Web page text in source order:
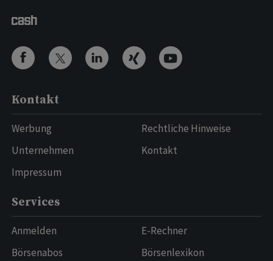
Kontakt
Werbung
Unternehmen
Impressum
Rechtliche Hinweise
Kontakt
Services
Anmelden
Börsenabos
E-Rechner
Börsenlexikon